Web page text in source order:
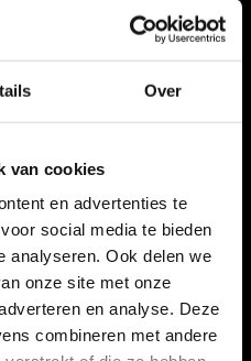
Over
van cookies
en advertenties te
social media te bieden
analyseren. Ook delen we
onze site met onze
en analyse. Deze
combineren met andere